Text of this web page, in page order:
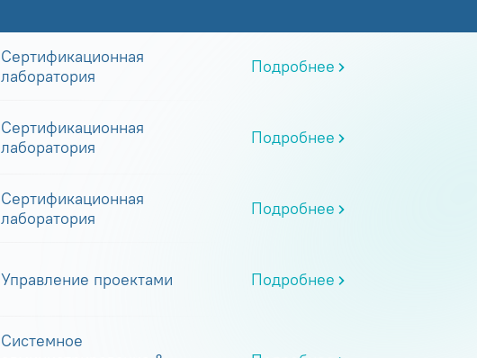
Сертификационная
лаборатория
Подробнее
Сертификационная
лаборатория
Подробнее
Сертификационная
лаборатория
Подробнее
Управление проектами Подробнее
Системное